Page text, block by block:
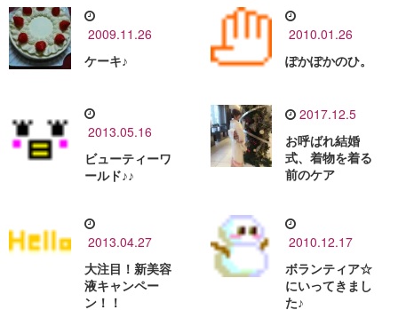
2009.11.26
ケーキ♪
2010.01.26
ぽかぽかのひ。
2013.05.16
ビューティーワ
ールド♪♪
2017.12.5
お呼ばれ結婚
式、着物を着る
前のケア
2013.04.27
大注目！新美容
液キャンペー
ン！！
2010.12.17
ボランティア☆
にいってきまし
た♪